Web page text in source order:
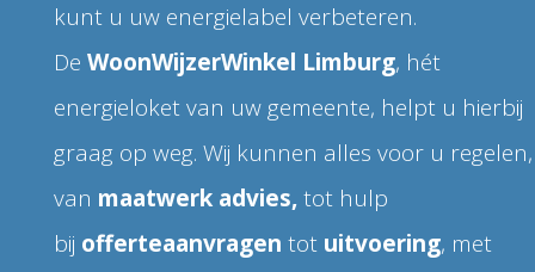
kunt u uw energielabel verbeteren.
De WoonWijzerWinkel Limburg, hét
energieloket van uw gemeente, helpt u hierbij
graag op weg. Wij kunnen alles voor u regelen,
van maatwerk advies, tot hulp
bij offerteaanvragen tot uitvoering, met